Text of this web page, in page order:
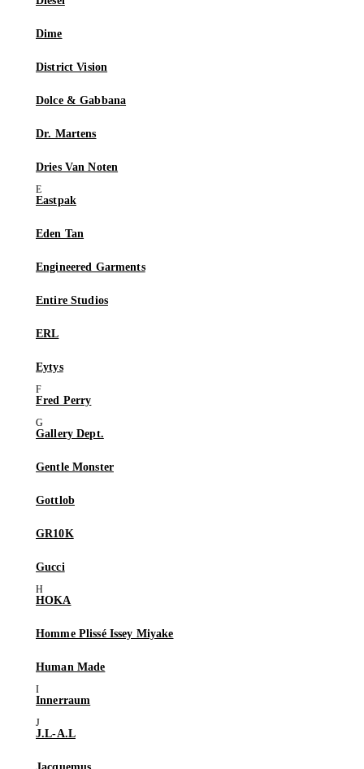
Dime
District Vision
Dolce & Gabbana
Dr. Martens
Dries Van Noten
Eastpak
Eden Tan
Engineered Garments
Entire Studios
ERL
Eytys
Fred Perry
Gallery Dept.
Gentle Monster
Gottlob
GR10K
Gucci
HOKA
Homme Plissé Issey Miyake
Human Made
Innerraum
J.L-A.L